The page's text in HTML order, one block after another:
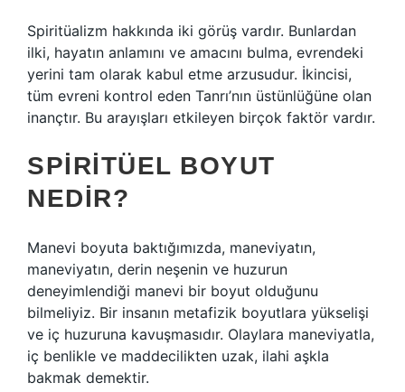
Spiritüalizm hakkında iki görüş vardır. Bunlardan
ilki, hayatın anlamını ve amacını bulma, evrendeki
yerini tam olarak kabul etme arzusudur. İkincisi,
tüm evreni kontrol eden Tanrı’nın üstünlüğüne olan
inançtır. Bu arayışları etkileyen birçok faktör vardır.
SPIRITÜEL BOYUT
NEDIR?
Manevi boyuta baktığımızda, maneviyatın,
maneviyatın, derin neşenin ve huzurun
deneyimlendiği manevi bir boyut olduğunu
bilmeliyiz. Bir insanın metafizik boyutlara yükselişi
ve iç huzuruna kavuşmasıdır. Olaylara maneviyatla,
iç benlikle ve maddecilikten uzak, ilahi aşkla
bakmak demektir.